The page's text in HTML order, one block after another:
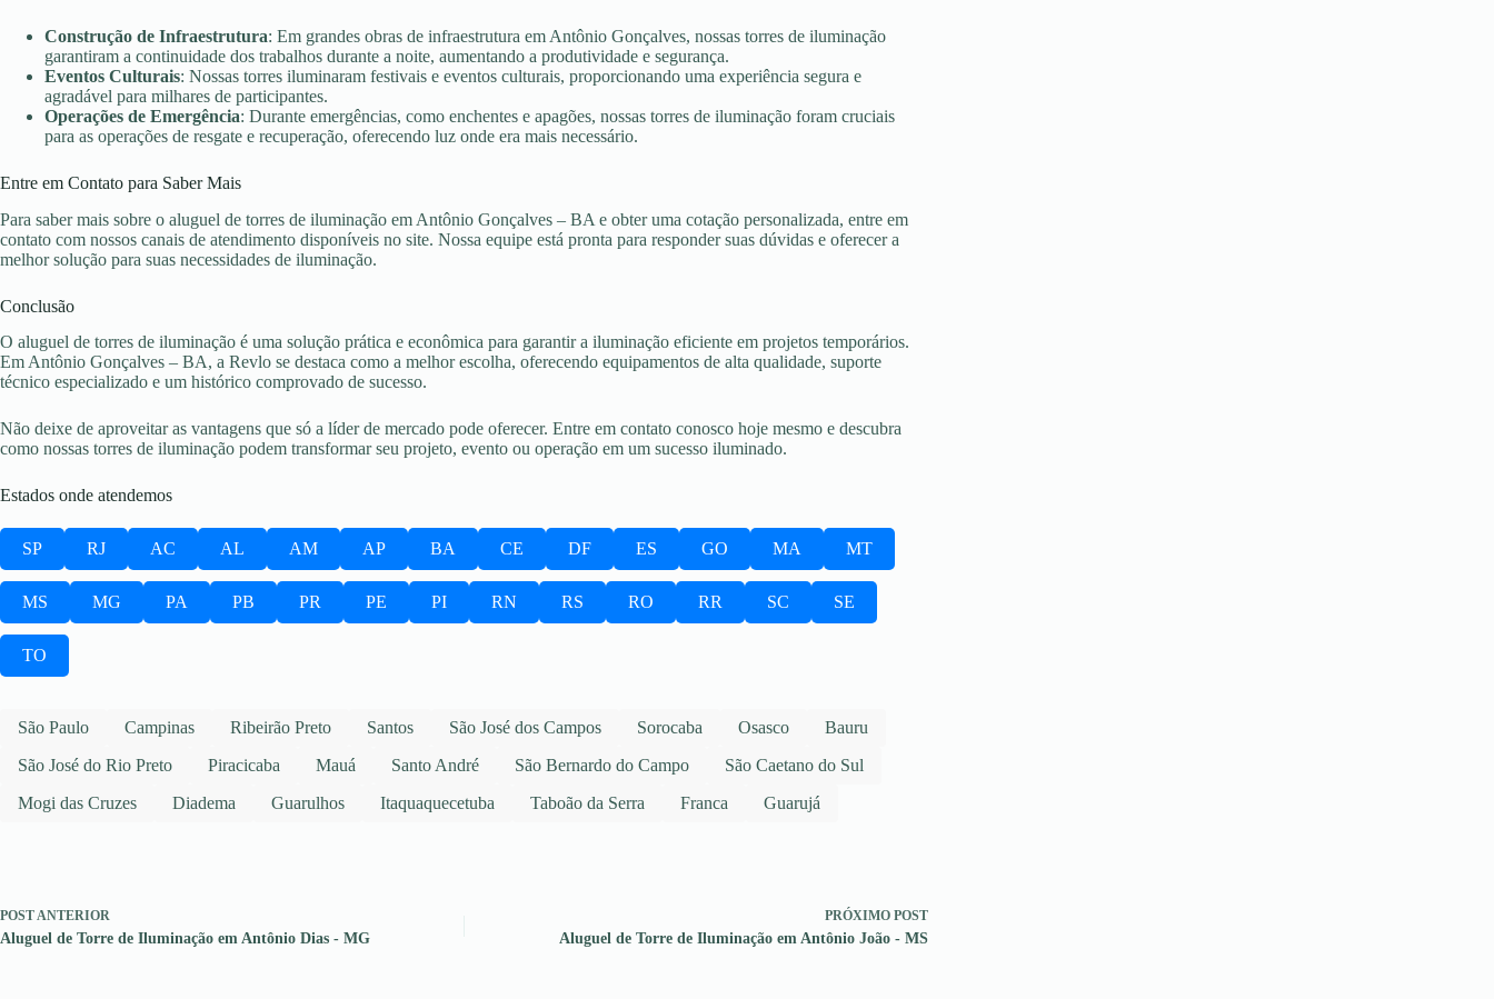
Construção de Infraestrutura: Em grandes obras de infraestrutura em Antônio Gonçalves, nossas torres de iluminação
garantiram a continuidade dos trabalhos durante a noite, aumentando a produtividade e segurança.
Eventos Culturais: Nossas torres iluminaram festivais e eventos culturais, proporcionando uma experiência segura e
agradável para milhares de participantes.
Operações de Emergência: Durante emergências, como enchentes e apagões, nossas torres de iluminação foram cruciais
para as operações de resgate e recuperação, oferecendo luz onde era mais necessário.
Entre em Contato para Saber Mais
Para saber mais sobre o aluguel de torres de iluminação em Antônio Gonçalves – BA e obter uma cotação personalizada, entre em
contato com nossos canais de atendimento disponíveis no site. Nossa equipe está pronta para responder suas dúvidas e oferecer a
melhor solução para suas necessidades de iluminação.
Conclusão
O aluguel de torres de iluminação é uma solução prática e econômica para garantir a iluminação eficiente em projetos temporários.
Em Antônio Gonçalves – BA, a Revlo se destaca como a melhor escolha, oferecendo equipamentos de alta qualidade, suporte
técnico especializado e um histórico comprovado de sucesso.
Não deixe de aproveitar as vantagens que só a líder de mercado pode oferecer. Entre em contato conosco hoje mesmo e descubra
como nossas torres de iluminação podem transformar seu projeto, evento ou operação em um sucesso iluminado.
Estados onde atendemos
SP RJ AC AL AM AP BA CE DF ES GO MA MT
MS MG PA PB PR PE PI RN RS RO RR SC SE
TO
São Paulo Campinas Ribeirão Preto Santos São José dos Campos Sorocaba Osasco
Bauru
São José do Rio Preto
Piracicaba Mauá Santo André São Bernardo do Campo
São Caetano do Sul
Mogi das Cruzes
Diadema Guarulhos Itaquaquecetuba Taboão da Serra Franca Guarujá
POSTANTERIOR
Aluguel de Torre de Iluminação em Antônio Dias - MG
PRÓXIMO POST
Aluguel de Torre de Iluminação em Antônio João - MS